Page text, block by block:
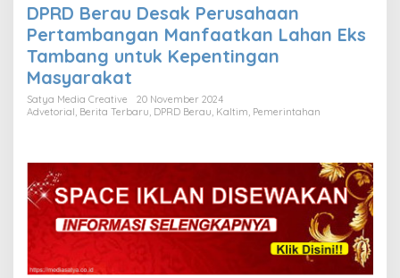
DPRD Berau Desak Perusahaan
Pertambangan Manfaatkan Lahan Eks
Tambang untuk Kepentingan
Masyarakat
Satya Media Creative
20 November 2024
Advetorial Berita Terbaru DPRD Berau Kaltim Pemerintahan